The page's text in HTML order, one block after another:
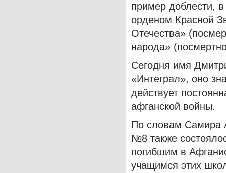
пример доблести,
орденом Красной
Отечества»
народа»
Сегодня имя
«Интеграл», оно
действует
афганской войны.
По словам Самира
№8 также
погибшим в
учащимся этих